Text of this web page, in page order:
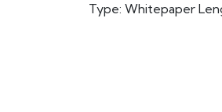
Type: Whitepaper